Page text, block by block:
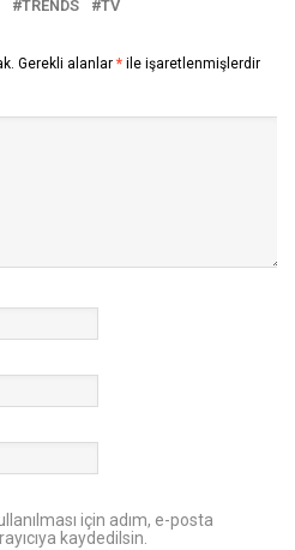
TRENDS TV
Gerekli alanlar * ile işaretlenmişlerdir
için adım, e-posta
kaydedilsin.